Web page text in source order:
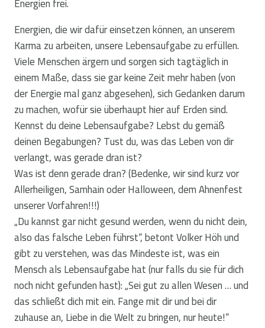
Energien, die wir dafür einsetzen können, an unserem
Karma zu arbeiten, unsere Lebensaufgabe zu erfüllen.
Viele Menschen ärgern und sorgen sich tagtäglich in
einem Maße, dass sie gar keine Zeit mehr haben (von
der Energie mal ganz abgesehen), sich Gedanken darum
zu machen, wofür sie überhaupt hier auf Erden sind.
Kennst du deine Lebensaufgabe? Lebst du gemäß
deinen Begabungen? Tust du, was das Leben von dir
verlangt, was gerade dran ist?
Was ist denn gerade dran? (Bedenke, wir sind kurz vor
Allerheiligen, Samhain oder Halloween, dem Ahnenfest
unserer Vorfahren!!!)
„Du kannst gar nicht gesund werden, wenn du nicht dein,
also das falsche Leben führst“, betont Volker Höh und
gibt zu verstehen, was das Mindeste ist, was ein
Mensch als Lebensaufgabe hat (nur falls du sie für dich
noch nicht gefunden hast): „Sei gut zu allen Wesen … und
das schließt dich mit ein. Fange mit dir und bei dir
zuhause an, Liebe in die Welt zu bringen, nur heute!“